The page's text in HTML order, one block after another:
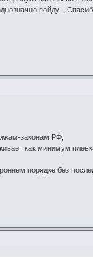
пойду...
законам РФ;
как минимум
порядке без